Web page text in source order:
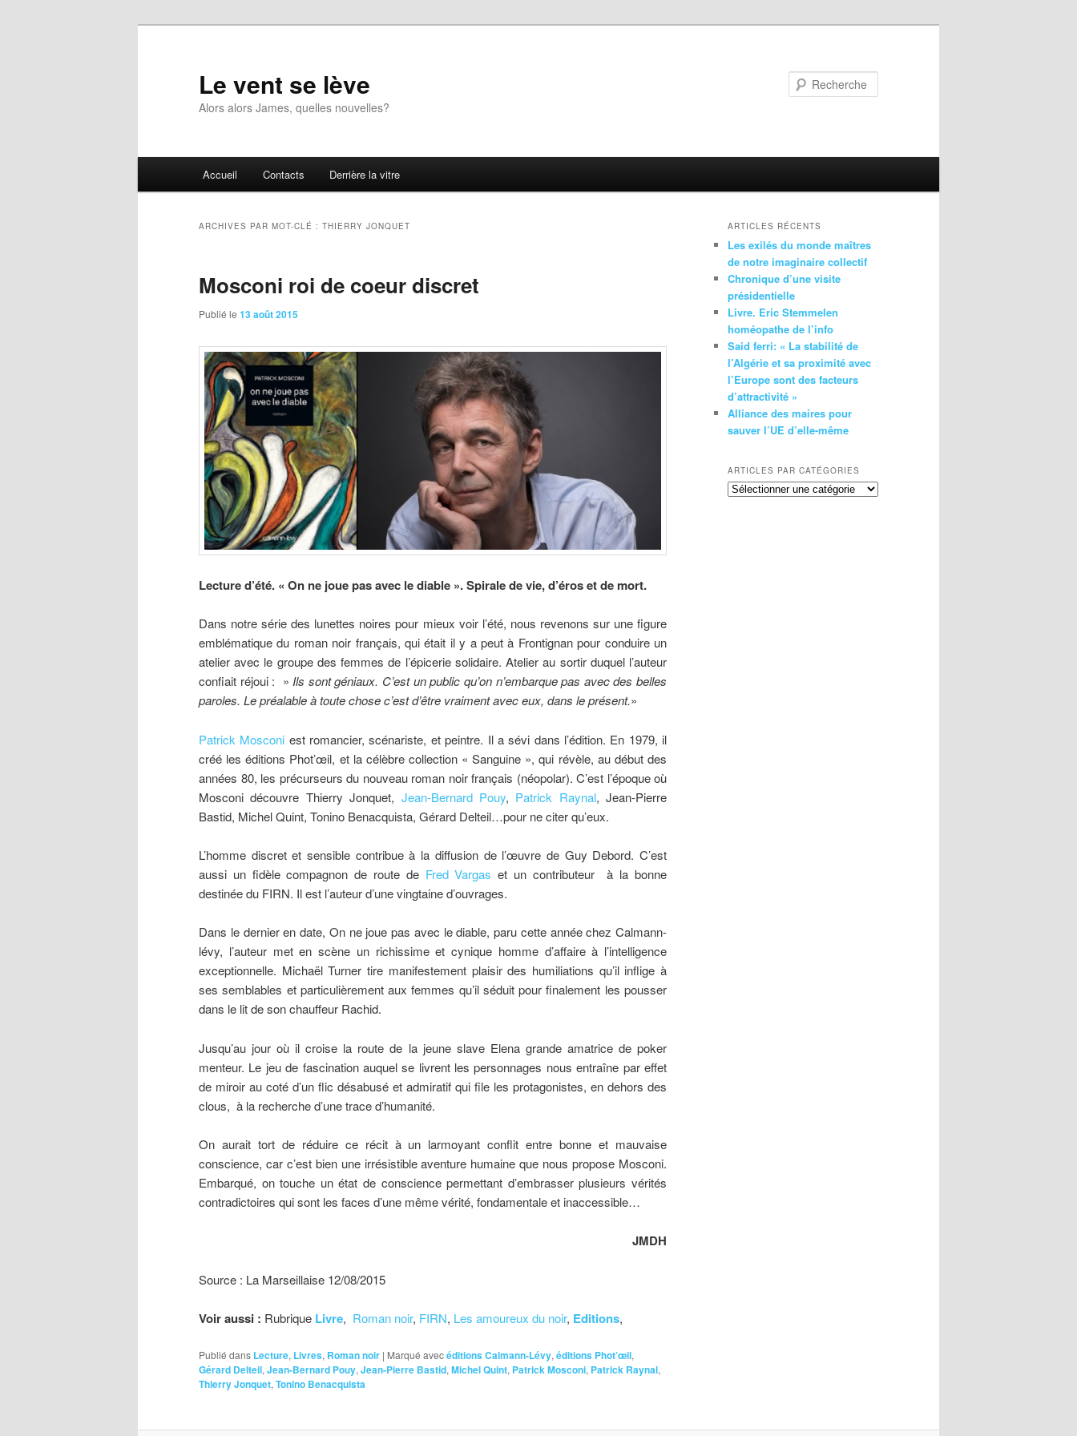
Le vent se lève
Alors alors James, quelles nouvelles?
Accueil Contacts Derrière la vitre
ARCHIVES PAR MOT-CLÉ : THIERRY JONQUET
Mosconi roi de coeur discret
Publié le 13 août 2015
Lectured’été. « On ne joue pas avec le diable ». Spirale de vie, d’éros et de mort.
Dans notre série des lunettes noires pour mieux voir l’été, nous revenons sur une figure
emblématique du roman noir français, qui était il y a peut à Frontignan pour conduire un
atelier avec le groupe des femmes de l’épicerie solidaire. Atelier au sortir duquel l’auteur
confiait réjoui : » Ils sont géniaux. C’est un public qu’on n’embarque pas avec des belles
paroles. Le préalable à toute chose c’est d’être vraiment avec eux, dans le présent.»
Patrick Mosconi est romancier, scénariste, et peintre. Il a sévi dans l’édition. En 1979, il
créé les éditions Phot’œil, et la célèbre collection « Sanguine », qui révèle, au début des
années 80, les précurseurs du nouveau roman noir français (néopolar). C’est l’époque où
Mosconi découvre Thierry Jonquet, Jean-Bernard Pouy, Patrick Raynal, Jean-Pierre
Bastid, Michel Quint, Tonino Benacquista, Gérard Delteil…pour ne citer qu’eux.
L’homme discret et sensible contribue à la diffusion de l’œuvre de Guy Debord. C’est
aussi un fidèle compagnon de route de Fred Vargas et un contributeur à la bonne
destinée du FIRN. Il est l’auteur d’une vingtaine d’ouvrages.
Dans le dernier en date, On ne joue pas avec le diable, paru cette année chez Calmann-
lévy, l’auteur met en scène un richissime et cynique homme d’affaire à l’intelligence
exceptionnelle. Michaël Turner tire manifestement plaisir des humiliations qu’il inflige à
ses semblables et particulièrement aux femmes qu’il séduit pour finalement les pousser
dans le lit de son chauffeur Rachid.
Jusqu’au jour où il croise la route de la jeune slave Elena grande amatrice de poker
menteur. Le jeu de fascination auquel se livrent les personnages nous entraîne par effet
de miroir au coté d’un flic désabusé et admiratif qui file les protagonistes, en dehors des
clous, à la recherche d’une trace d’humanité.
On aurait tort de réduire ce récit à un larmoyant conflit entre bonne et mauvaise
conscience, car c’est bien une irrésistible aventure humaine que nous propose Mosconi.
Embarqué, on touche un état de conscience permettant d’embrasser plusieurs vérités
contradictoires qui sont les faces d’une même vérité, fondamentale et inaccessible…
JMDH
Source : La Marseillaise 12/08/2015
Voir aussi : Rubrique Livre, Roman noir, FIRN, Les amoureux du noir, Editions,
Publié dans Lecture, Livres, Roman noir | Marqué avecéditions Calmann-Lévy, éditions Phot’œil,
Gérard Delteil, Jean-Bernard Pouy, Jean-Pierre Bastid, Michel Quint, Patrick Mosconi, Patrick Raynal,
Thierry Jonquet, Tonino Benacquista
ARTICLES RÉCENTS
Les exilés du monde maîtres
de notre imaginaire collectif
Chronique d’une visite
présidentielle
Livre. Eric Stemmelen
homéopathe de l’info
Said ferri: « La stabilité de
l’Algérie et sa proximité avec
l’Europe sont des facteurs
d’attractivité »
Alliance des maires pour
sauver l’UE d’elle-même
ARTICLES PAR CATÉGORIES
Articles